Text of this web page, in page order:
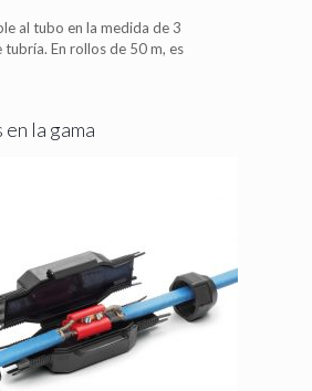
al tubo en la medida de 3
En rollos de 50 m, es
la gama